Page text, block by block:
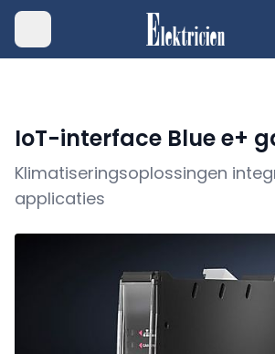
IoT-interface Blue e+
Klimatiseringsoplossingen
applicaties